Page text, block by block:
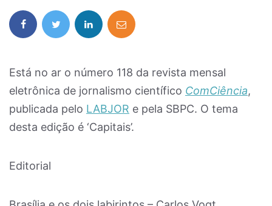
Está no ar o número 118 da revista mensal
eletrônica de jornalismo científico ComCiência,
publicada pelo LABJOR e pela SBPC. O tema
desta edição é ‘Capitais’.
Editorial